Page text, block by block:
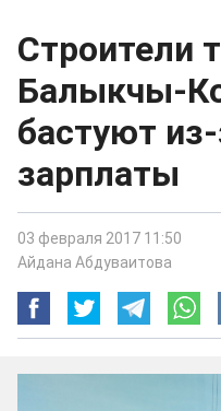
Строители
Балыкчы-
бастуют
зарплаты
03 февраля 2017 11:50
Айдана Абдуваитова